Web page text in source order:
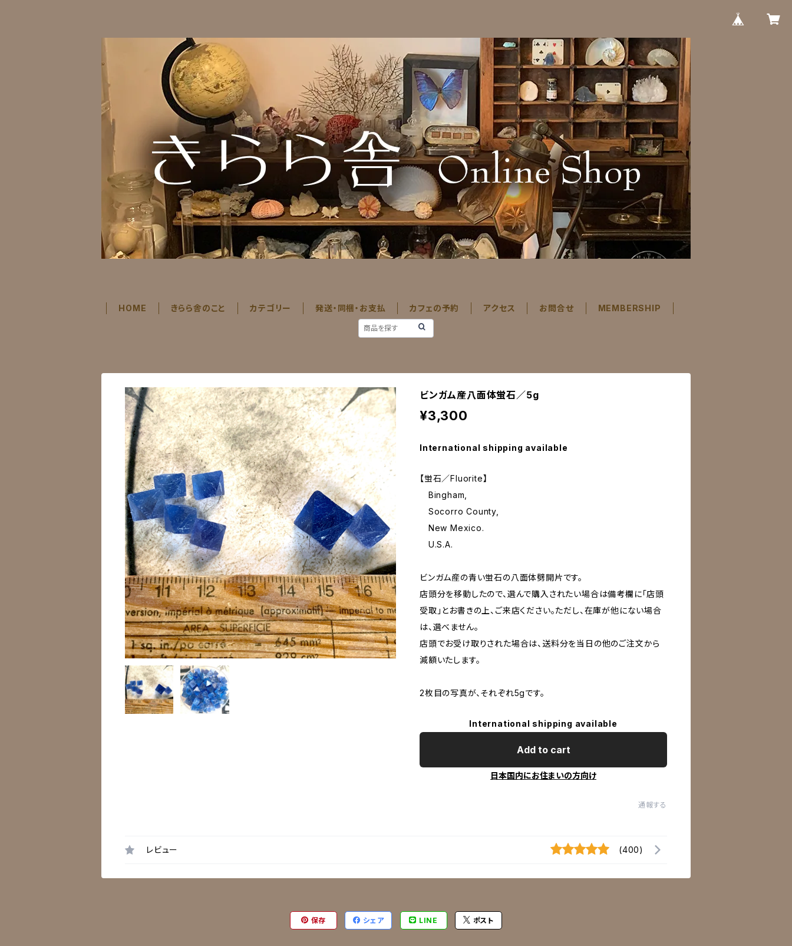
HOME きらら舎のこと カテゴリー 発送・同梱・お支払 カフェの予約 アクセス お問合せ MEMBERSHIP
ビンガム産八面体蛍石／5g
¥3,300
International shipping available
【蛍石／Fluorite】
Bingham,
Socorro County,
New Mexico.
U.S.A.
ビンガム産の青い蛍石の八面体劈開片です。
店頭分を移動したので、選んで購入されたい場合は備考欄に「店頭
受取」とお書きの上、ご来店ください。ただし、在庫が他にない場合
は、選べません。
店頭でお受け取りされた場合は、送料分を当日の他のご注文から
減額いたします。
2枚目の写真が、それぞれ5gです。
International shipping available
Add to cart
日本国内にお住まいの方向け
通報する
レビュー (400)
保存 シェア LINE ポスト